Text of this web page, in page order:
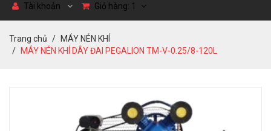
Tài khoản Giỏ hàng: 1
Trang chủ
MÁY NÉN KHÍ
MÁY NÉN KHÍ DÂY ĐAI PEGALION TM-V-0.25/8-120L